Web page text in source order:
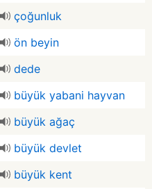
çoğunluk
ön beyin
dede
büyük yabani hayvan
büyük ağaç
büyük devlet
büyük kent